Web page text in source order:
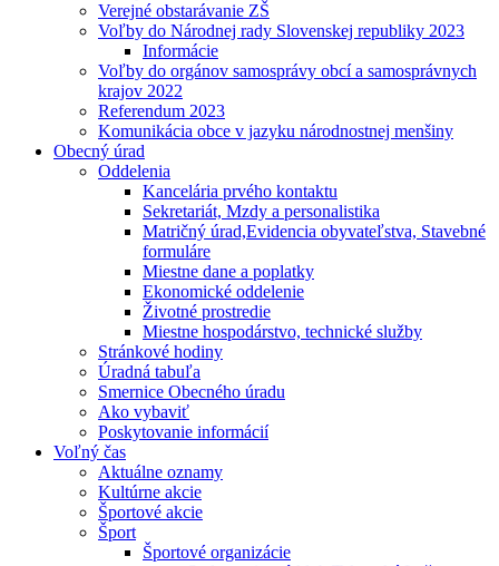
Verejné obstarávanie ZŠ
Voľby do Národnej rady Slovenskej republiky 2023
Informácie
Voľby do orgánov samosprávy obcí a samosprávnych
krajov 2022
Referendum 2023
Komunikácia obce v jazyku národnostnej menšiny
Obecný úrad
Oddelenia
Kancelária prvého kontaktu
Sekretariát, Mzdy a personalistika
Matričný úrad,Evidencia obyvateľstva, Stavebné
formuláre
Miestne dane a poplatky
Ekonomické oddelenie
Životné prostredie
Miestne hospodárstvo, technické služby
Stránkové hodiny
Úradná tabuľa
Smernice Obecného úradu
Ako vybaviť
Poskytovanie informácií
Voľný čas
Aktuálne oznamy
Kultúrne akcie
Športové akcie
Šport
Športové organizácie